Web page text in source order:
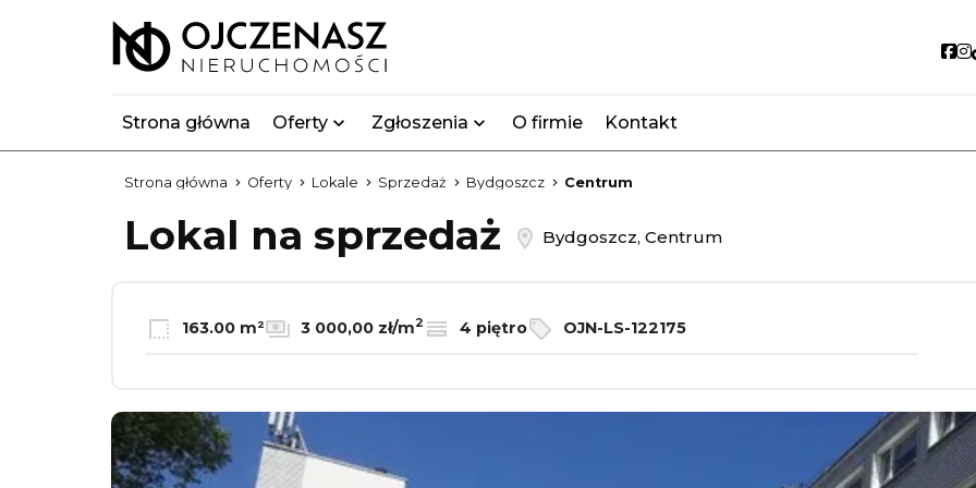
Strona główna Oferty Zgłoszenia O firmie Kontakt
Strona główna Oferty Lokale Sprzedaż Bydgoszcz Centrum
Lokal na sprzedaż Bydgoszcz, Centrum
163.00 m² 3 000,00 zł/m2 4 piętro OJN-LS-122175